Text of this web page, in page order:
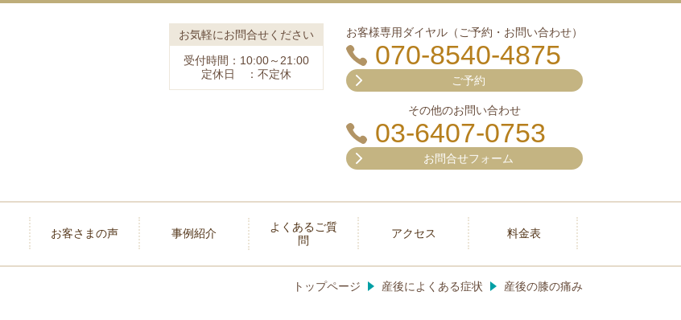
お気軽にお問合せください
受付時間：10:00～21:00
定休日 ：不定休
お客様専用ダイヤル（ご予約・お問い合わせ）
070-8540-4875
ご予約
その他のお問い合わせ
03-6407-0753
お問合せフォーム
お客さまの声 事例紹介
よくあるご質
問
アクセス 料金表
トップページ 産後によくある症状 産後の膝の痛み